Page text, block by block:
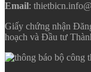
Email:
Giấy chứng nhận
hoạch và Đầu tư